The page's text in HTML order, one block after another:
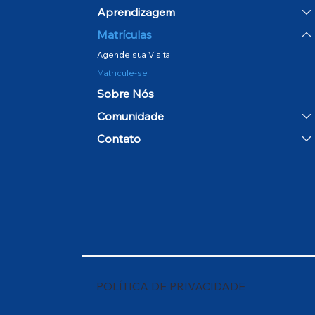
Aprendizagem
Matrículas
Agende sua Visita
Matricule-se
Sobre Nós
Comunidade
Contato
POLÍTICA DE PRIVACIDADE